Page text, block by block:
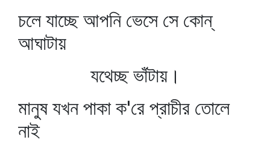
চলে যাচ্ছে আপনি ভেসে সে কোন্‌
আঘাটায়
যথেচ্ছ ভাঁটায়।
মানুষ যখন পাকা ক'রে প্রাচীর তোলে
নাই